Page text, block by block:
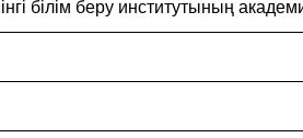
білім беру институтының